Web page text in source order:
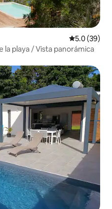
Calificación
5.0 (39)
la playa / Vista panorámica